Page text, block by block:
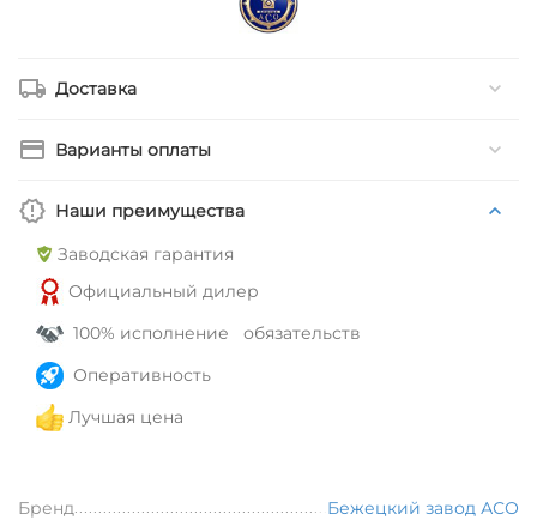
Доставка
Варианты оплаты
Наши преимущества
Заводская гарантия
Официальный дилер
100% исполнение обязательств
Оперативность
Лучшая цена
Бренд
Бежецкий завод АСО